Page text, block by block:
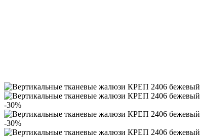
-30%
-30%